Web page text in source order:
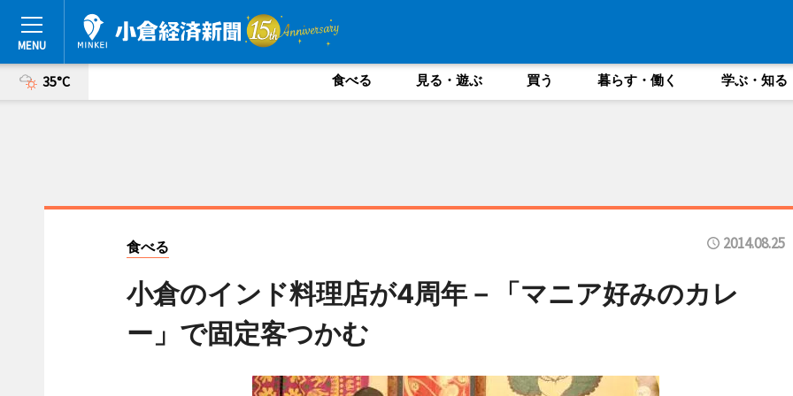
35°C 食べる 見る・遊ぶ 買う 暮らす・働く 学ぶ・知る
食べる 2014.08.25
小倉のインド料理店が4周年－「マニア好みのカレ
ー」で固定客つかむ